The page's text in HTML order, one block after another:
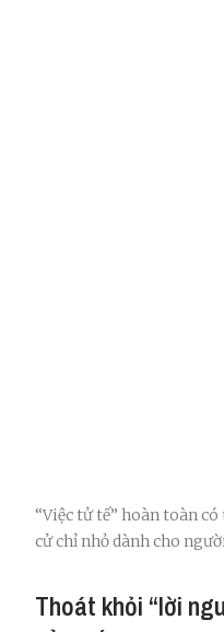
“Việc tử tế” hoàn toàn
cử chỉ nhỏ dành cho
Thoát khỏi “lời